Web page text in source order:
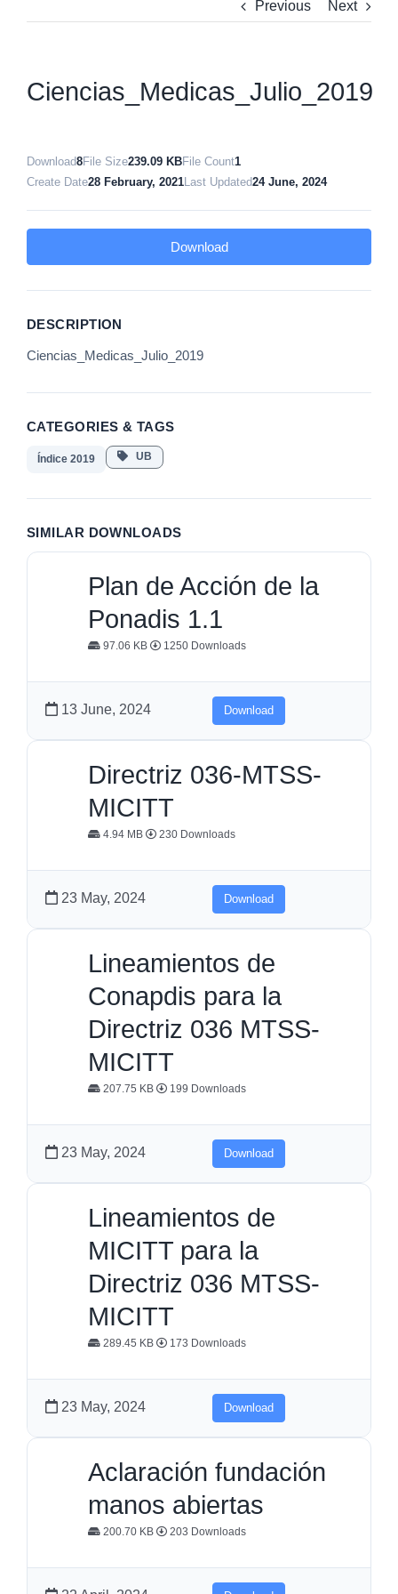
Previous Next
Ciencias_Medicas_Julio_2019
Download8File Size239.09 KBFile Count1
Create Date28 February, 2021 Last Updated24 June, 2024
Download
DESCRIPTION
Ciencias_Medicas_Julio_2019
CATEGORIES & TAGS
Índice 2019 UB
SIMILAR DOWNLOADS
Plan de Acción de la
Ponadis 1.1
97.06 KB 1250 Downloads
13 June, 2024 Download
Directriz 036-MTSS-
MICITT
4.94 MB 230 Downloads
23 May, 2024 Download
Lineamientos de
Conapdis para la
Directriz 036 MTSS-
MICITT
207.75 KB 199 Downloads
23 May, 2024 Download
Lineamientos de
MICITT para la
Directriz 036 MTSS-
MICITT
289.45 KB 173 Downloads
23 May, 2024 Download
Aclaración fundación
manos abiertas
200.70 KB 203 Downloads